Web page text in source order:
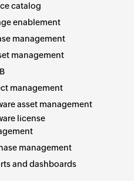
catalog
enablement
management
management
management
asset management
license
management
and dashboards